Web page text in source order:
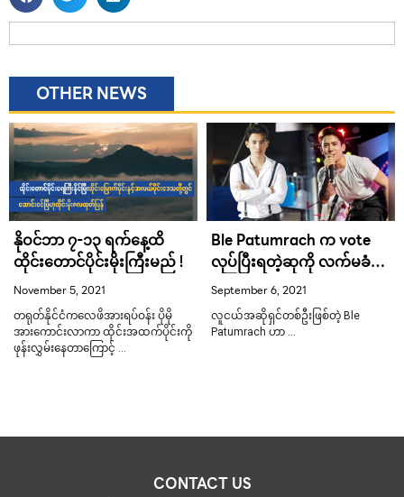
OTHER NEWS
နိုဝင်ဘာ ၇-၁၃ ရက်နေ့ထိ
ထိုင်းတောင်ပိုင်းမိုးကြီးမည် !
November 5, 2021
တရုတ်နိုင်ငံကလေဖိအားရပ်ဝန်း ပိုမို
အားကောင်းလာကာ ထိုင်းအထက်ပိုင်းကို
ဖုန်းလွှမ်းနေတာကြောင့် …
Ble Patumrach က vote
လုပ်ပြီးရတဲ့ဆုကို လက်မခံဟု
ကြေညာ
September 6, 2021
လူငယ်အဆိုရှင်တစ်ဦးဖြစ်တဲ့ Ble
Patumrach ဟာ …
CONTACT US